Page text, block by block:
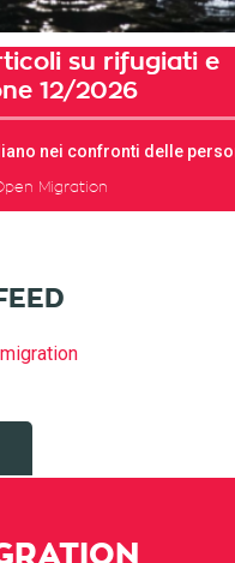
su rifugiati e
12/2026
nei confronti delle
Migration